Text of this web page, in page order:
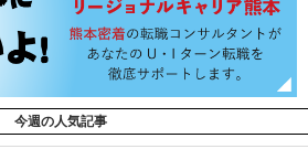
今週の人気記事